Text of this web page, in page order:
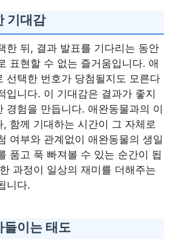
기대감
한 뒤, 결과 발표를 기다리는 동안
표현할 수 없는 즐거움입니다. 애
선택한 번호가 당첨될지도 모른다
입니다. 이 기대감은 결과가 좋지
경험을 만듭니다. 애완동물과의 이
, 함께 기대하는 시간이 그 자체로
여부와 관계없이 애완동물의 생일
품고 푹 빠져볼 수 있는 순간이 됩
과정이 일상의 재미를 더해주는
니다.
들이는 태도